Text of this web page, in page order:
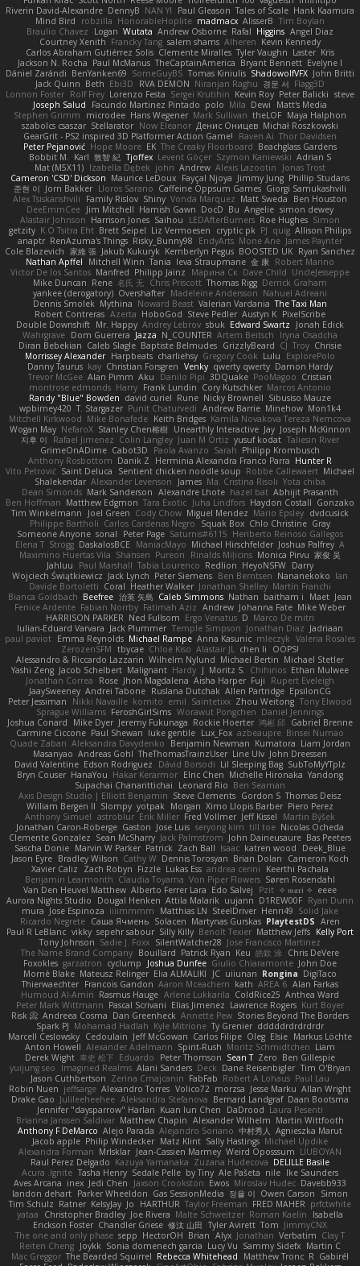
Riverin David-Alexandre DennyB NAN YI Paul Gleason Tales of Scale Hank Kaamura
Mind Bird
robzilla HonorableHoplite madmacx AlisserB Tim Boylan
Braulio Chavez
Logan Wutata Andrew Osborne Rafal Higgins Angel Diaz
Courtney Xenith Francky Tang salem shams Alheren Kevin Kennedy
Carlos Abraham Gutiérrez Solis Clemente Miralles Tyler Vaughn Laster Kris
Jackson N. Rocha Paul McManus TheCaptainAmerica Bryant Bennett Evelyne I
Dániel Zarándi BenYanken69 SomeGuyBS Tomas Kiniulis ShadowolfVFX John Britti
Jack Quinn Beth Ebi3D RVA DEMON Niranjan Raghu 경문 서 Flagg3D
Lonnon Foster Rolf Frey Lorenzo Festa Sergei Krutihin Kevin Roy Peter Balicki steve
Joseph Salud
Facundo Martinez Pintado polo Mila Dewi
Matt's Media
Stephen Grimm
microdee Hans Wegener Mark Sullivan theLOF Maya Halphon
szabolcs csaszar Stellarator Now Eleanor Денис Оницев Michał Roszkowski
GearGrit - PS2 inspired 3D Platformer Action Game!
Raven Ai Thor Davidsen
Peter Pejanović Hope Moore EK The Creaky Floorboard Beachglass Gardens
Bobbit M.
Karl 敦智 紀 Tjoffex Levent Göçer Szymon Kaniewski Adrian S
Mat (M5X11) Izabella Dębek john Andrew Alexis Lazootin
Jonas Trost
Cameron 'CSD' Dickson Maurice LeDoux Fayçal Njoya Jimmy Jung Phillip Studans
준현 이 Jorn Bakker Lloros Sarano Caffeine Oppsum Games Giorgi Samukashvili
Alex Tsiskarishvili
Family Rislov Shiny Vonda Marquez Matt Sweda
Ben Houston
DeeEmmCee Jim Mitchell Hamish Gawn DocD Bu Angelie simon dewey
Alastair Johnson Harrison Jones Saihou LEDAfterBurners Roe Hughes Simon
getzity K.O Tsitra Eht Brett Seipel Liz Vermoesen cryptic pk PJ quig Allison Philips
anaptr RenAzuma's Things Risky_Bunny98 EndyArts Mone Ane James Paynter
Cole Blazevich 家維 張 Jakub Kukuryk Kemberlyn Pegus BOOSTED UK Ryan Sanchez
Nathan Apffel
Mitchell Winn Tania Ieva Straupmane 金 康 Robert Marino
Victor De los Santos Manfred Philipp Jainz Марина Ск Dave Child UncleJesseppe
Mike Duncan Rene 名氏 无 Chris Priscott Thomas Rigg Derrick Graham
yankee (derogatory) Overshafter Madeleine Andersson Nahuel Adreani
Dennis Smolek Mythina Noward Beast Valerian Vardania The Taxi Man
Robert Contreras Azerta HoboGod Steve Pedler Austyn K PixelScribe
Double Downshift Mr. Happy Andrey Lebrov sbuk Edward Swartz
Jonah Edick
Wahrgrave Dom Guerrera Jazza N_COUNTER Artem Beitsch
Iryna Osadcha
Diran Bebekian Caleb Slagle Baptiste Belmudes GrizzlyBeard CJ Troy Chrisie
Morrissey Alexander Harpbeats charliehsy Gregory Cook Lulu
ExplorePolo
Danny Taurus kay Christian Forsgren Venky qwerty qwerty Damon Hardy
Trevor McGee Alan Pimm Aku Danilo Pipi 3DQuake PooMagoo Cristian
montrose edmonds Harry Frank Lundin Cory Kutschker Marcos Antonio
Randy "Blue" Bowden david curiel Rune Nicky Brownell Sibusiso Mauze
wpbirney420 T. Stargazer Punit Chaturvedi Andrew Barrie Minehow Mon1k4
Mitchell Kirkwood Mike Bonafede Keith Bridges Kamila Novakova Tereza Nemcova
Wogan May NefaroX Stanley Chen榕樹 Unearthly Interactive Jay Joseph McKinnon
지후 이
Rafael Jimenez Colin Langley Juan M Ortiz yusuf kodat Taliesin River
GrimeOnADime Cabot3D Paola Avanzo Sarah Philipp Krombusch
Anthony Rosbottom Danik Z Herminia Alexandra Franco Parra Hunter R
Vito Petrović Saint Deluca Sentient chicken noodle soup Robbe Callewaert Michael
Shalekendar Alexander Levenson James Ma. Cristina Risoli Yota chiba
Dean Simonds Mark Sanderson Alexandre Lhote hazel bat Abhijit Prasanth
Ben Hoffman Matthew Edgmon Tara Exotic Juha Lindfors Haydon Costall Gonzako
Tim Winkelmann
Joel Green Cody Chow Miguel Mendez Mario Epsley dvdcusick
Philippe Bartholi Carlos Cardenas Negro Squak Box Chlo Christine Gray
Someone Anyone sonal Peter Page Saturnis#6115 Heriberto Reinoso Gallegos
Elena T Strogg DaskalosBCE ManiacMayo Michael Hirschfelder Joshua Palfrey A
Maximino Huertas Vila Shansen Pureon Rinalds Miļicins Monica Pirvu 家俊 吴
Jahluu
Paul Marshall Tabia Lourenco Redlion HeyoNSFW Darry
Wojciech Świątkiewicz Jack Lynch Peter Siemens Ben Berntsen Nananekoko Ian
Davide Bortoletti Coral Heather Walker Jonathan Shelley Martín Franchi
Bianca Goldbach Beefree 治英 矢島 Caleb Simmons Nathan baitham i Maet Jean
Fenice Ardente Fabian Norrby Fatimah Aziz Andrew Johanna Fate Mike Weber
HARRISON PARKER Ned Fullsom Ergo Venatus D Marco De mitri
Iulian-Eduard Varvara Jack Plummer Temple Simpson Jonathan Diaz Jadriaan
paul paviot Emma Reynolds Michael Rampe Anna Kasunic mleczyk Valeria Rosales
ZerozenSFM tbycae Chloe Kiso Alastair JL chen li
OOPS!
Alessandro & Riccardo Lazzarin Wilhelm Nylund Michael Bertin Michael Stetler
Yashi Zeng Jacob Schelbert Malignant Hardy J Moritz S. Chihirios Ethan Mulwee
Jonathan Correa
Rose Jhon Magdalena Aisha Harper Fuji
Rupert Eveleigh
JaaySweeney Andrei Tabone Ruslana Dutchak Allen Partridge EpsilonCG
Peter Jessiman
Nikki Navaille komito emil Saintetixx Zhou Weitong Tony Elwood
Sprague Williams FeroshGirlSims Worawut Pongchen Daniel Jennings
Joshua Conard
Mike Dyer Jeremy Fukunaga Rockie Hoerter 鸿彬 邱 Gabriel Brenne
Carmine Ciccone Paul Shewan luke gentile Lux_Fox azbeaupre Binsei Numao
Quade Zaban Aleksandra Davydenko Benjamin Newman Kumatora Liam Jordan
Masanyao Andreas Gohl TheThomasTrainzUser Line Ulv John Dreessen
David Valentine Edson Rodriguez Dávid Borsodi Lil Sleeping Bag SubToMyYTplz
Bryn Couser HanaYou Hakar Kerarmor Elric Chen Michelle Hironaka Yandong
Supachai Chanarittichai
Leonard Rio Ben Seaman
Axis Design Studio | Elliott Benjamin Steve Clements Gordon S Thomas Deisz
William Bergen II Slompy yotpak Morgan Ximo Llopis Barber Piero Perez
Anthony Simuel astroblur Erik Miller Fred Vollmer Jeff Kissel
Martin Býšek
Jonathan Caron-Roberge Gaston Jose Luis seryong kim till toe Nicolas Ocheda
Clemente Gonzalez Sean McSharry Jack Palmstrom John Daineusaure Bas Peeters
Sascha Donie Marvin W Parker Patrick Zach Ball Isaac katren wood
Deek_Blue
Jason Eyre Bradley Wilson Cathy W Dennis Torosyan Brian Dolan
Cameron Koch
Xavier Caliz
Zach Robyn Fizzle Lukas Ess andrea cerini
Keerthi Pachala
Benjamin Learmonth Claudia Toyama Von Piper Flowers Søren Rosendahl
Van Den Heuvel Matthew Alberto Ferrer Lara Edo Salvej Pzit ✧ 𝔪𝔞𝔯𝔦 ✧ eeee
Aurora Nights Studio
Dougal Henken Attila Malarik uujann D1REW00F Ryan Dunn
mura Jose Espinoza iiiimmmm Matthias LN SteelDriver Henri49 Solid Jake
Ricardo Negrete Саша Ячмень Solacen Martynas Gurskas PlaytestDS Aren
Paul R LeBlanc vikky sepehr sabour Silly Killy Benoît Texier Matthew Jeffs Kelly Port
Tony Johnson Sadie J. Foxx SilentWatcher28 Jose Francisco Martinez
The Name Brand Company Bouillard Patrick Ryan Keu 皓欽 涂 Chris DeVere
Foxokles garzatron cyclump Joshua Dunfee Giulio Chiaramonte John Doe
Mornè Blake Mateusz Relinger Elia ALMALIKI JC uiiunan Rongina DigiTaco
Thierwaechter Francois Gandon Aaron Mceachern kath AREA 6 Alan Farkas
Humoud Al-Amiri Rasmus Hauge Arlene Lukkarila ColdRice25 Anthea Ward
Peter Mark Wittmann Pascal Scrivani Elias Jimenez Lawrence Rogers Kurt Boyer
Risk 📀 Andreea Cosma Dan Greenheck Annette Pew Stories Beyond The Borders
Spark PJ Mohamad Hadlah Kyle Mitrione Ty Grenier dddddrdrdrdrdr
Marcell Ceslowsky Cedoulain Jeff McGowan Carlos Filipe Oleg Elsie Markus Löchte
Anton Howell Alexander Adelmann Spirit-Rush Moritz Schmidtchen Liam
Derek Wight 幸史 松下 Eduardo Peter Thomson Sean T Zero Ben Gillespie
yuijung seo
Imagined Realms Alani Sanders Deck Dane Reisenbigler Tim O'Bryan
Jason Cuthbertson Zerina Cmajcanin FabFab Robert A Lohaus Paul Lau
Robin Nuen jeffsarge Alexandro Torres Volico72 morzsa Jesse Marku Allan Wright
Drake Gao Julileeheehee Aleksandra Stefanova Bernard Landgraf Daan Bootsma
Jennifer "daysparrow" Harlan Kuan lun Chen DaDrood Laura Pesenti
Brianna Janssen Saldivar Matthew Chapin Alexander Wilhelm Martin Wittfooth
Anthony F DeMarco Alejo Parada Alejandro Soriano 中村秀人
Agnieszka Marut
Jacob apple Philip Windecker Matz Klint Sally Hastings Michael Updike
Alexandra Forman MrIsklar Jean-Cassien Marmey Weird Oposssum LIUBOYAN
Raul Perez Delgado Kazuya Yamanaka Zuzana Hudecova DELILLE Basile
Acura .Ignite Tasha Henry Sedale Pelle by Tiny Ale Pašeta nile Ike Saunders
Aves Arcana inex Jedi Chen Jaxson Crookston Ewos Miroslav Hudec Davebb933
landon dehart Parker Wheeldon Gas SessionMedia 정율 이 Owen Carson
Simon
Tim Schulz Ratner KelsyJay Jo HARTHUR Taylor Freeman FRED MAHER prfctwhite
yataa
Christopher Bradley Joe Rivera Malte Schweitzer Roman Kaelin
Isabella
Erickson Foster Chandler Griese 修汰 山田 Tyler Avirett Tom JimmyCNX
The one and only phase sepp HectorOH Brian Alyx Jonathan Verbatim Clay T
Reiten Cheng Joykk Sonia domenech garcia Lucy Vu Sammy Sidefx Martin C
Mac Greggor The Bearded Squirrel Rebecca Whitehead Matthew Tronc R Gabirél